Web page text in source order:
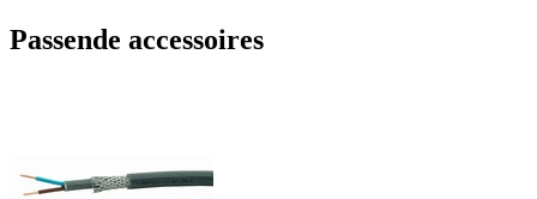
Passende accessoires